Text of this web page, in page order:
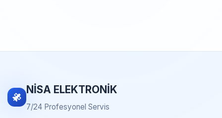
NİSA ELEKTRONİK
7/24 Profesyonel Servis